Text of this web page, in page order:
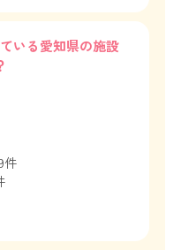
いる愛知県の施設
件